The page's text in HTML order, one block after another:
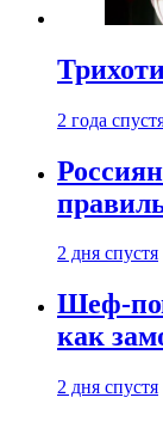
2 года
2 дня спустя
Шеф-
как
2 дня спустя